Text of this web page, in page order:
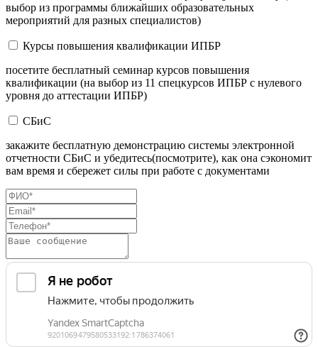
выбор из программы ближайших образовательных
мероприятий для разных специалистов)
Курсы повышения квалификации ИПБР
посетите бесплатный семинар курсов повышения
квалификации (на выбор из 11 спецкурсов ИПБР с нулевого
уровня до аттестации ИПБР)
СБиС
закажите бесплатную демонстрацию системы электронной
отчетности СБиС и убедитесь(посмотрите), как она сэкономит
вам время и сбережет силы при работе с документами